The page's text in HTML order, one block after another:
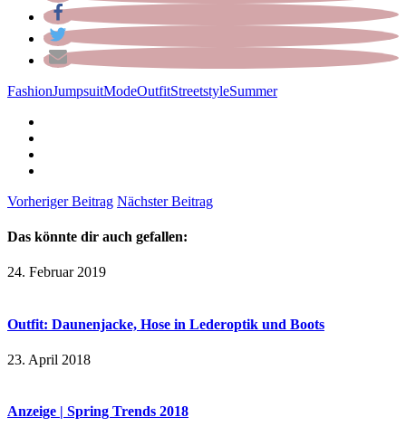
FashionJumpsuitModeOutfitStreetstyleSummer
Vorheriger Beitrag Nächster Beitrag
Das könnte dir auch gefallen:
24. Februar 2019
Outfit: Daunenjacke, Hose in Lederoptik und Boots
23. April 2018
Anzeige | Spring Trends 2018